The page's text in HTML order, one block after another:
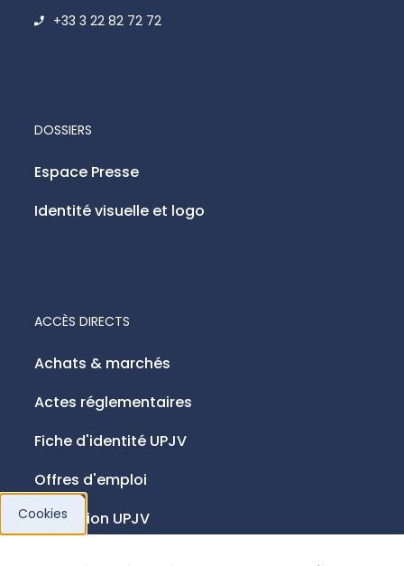
+33 3 22 82 72 72
ACCÈS DIRECTS
Achats & marchés
Actes réglementaires
Fiche d'identité UPJV
Offres d'emploi
Fondation UPJV
DOSSIERS
Espace Presse
Identité visuelle et logo
Cookies